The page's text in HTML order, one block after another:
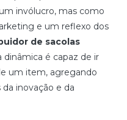
invólucro, mas como
e um reflexo dos
de sacolas
é capaz de ir
um item, agregando
inovação e da